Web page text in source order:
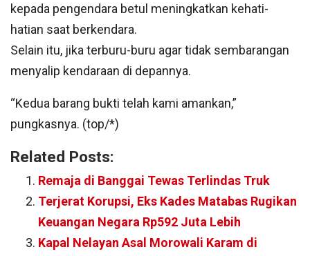
kepada pengendara betul meningkatkan kehati-
hatian saat berkendara.
Selain itu, jika terburu-buru agar tidak sembarangan
menyalip kendaraan di depannya.
“Kedua barang bukti telah kami amankan,”
pungkasnya. (top/*)
Related Posts:
Remaja di Banggai Tewas Terlindas Truk
Terjerat Korupsi, Eks Kades Matabas Rugikan
Keuangan Negara Rp592 Juta Lebih
Kapal Nelayan Asal Morowali Karam di